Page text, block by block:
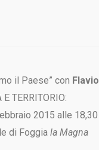
il Paese” con Flavio
TERRITORIO:
2015 alle 18,30
di Foggia la Magna